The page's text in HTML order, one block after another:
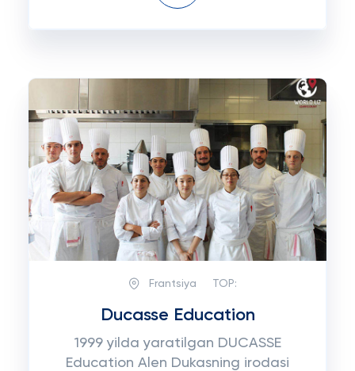
Frantsiya TOP:
Ducasse Education
1999 yilda yaratilgan DUCASSE
Education Alen Dukasning irodasi